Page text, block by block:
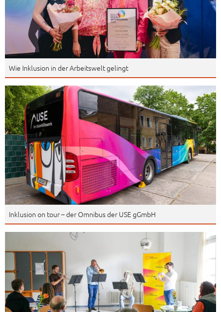
Wie Inklusion in der Arbeitswelt gelingt
Inklusion on tour – der Omnibus der USE gGmbH